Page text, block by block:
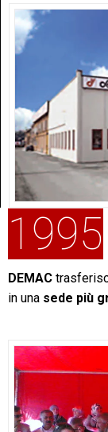
1995
DEMAC
in una sede più